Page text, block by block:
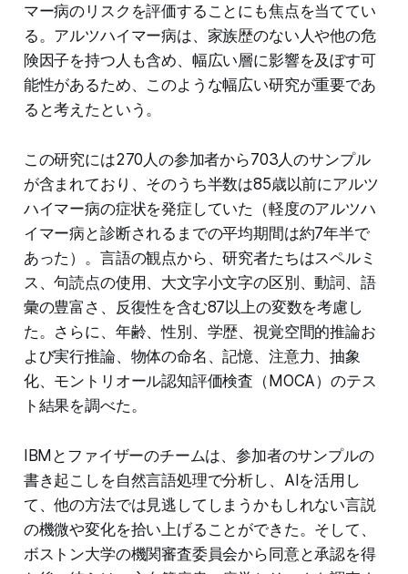
マー病のリスクを評価することにも焦点を当ててい
る。アルツハイマー病は、家族歴のない人や他の危
険因子を持つ人も含め、幅広い層に影響を及ぼす可
能性があるため、このような幅広い研究が重要であ
ると考えたという。
この研究には270人の参加者から703人のサンプル
が含まれており、そのうち半数は85歳以前にアルツ
ハイマー病の症状を発症していた（軽度のアルツハ
イマー病と診断されるまでの平均期間は約7年半で
あった）。言語の観点から、研究者たちはスペルミ
ス、句読点の使用、大文字小文字の区別、動詞、語
彙の豊富さ、反復性を含む87以上の変数を考慮し
た。さらに、年齢、性別、学歴、視覚空間的推論お
よび実行推論、物体の命名、記憶、注意力、抽象
化、モントリオール認知評価検査（MOCA）のテス
ト結果を調べた。
IBMとファイザーのチームは、参加者のサンプルの
書き起こしを自然言語処理で分析し、AIを活用し
て、他の方法では見逃してしまうかもしれない言説
の機微や変化を拾い上げることができた。そして、
ボストン大学の機関審査委員会から同意と承認を得